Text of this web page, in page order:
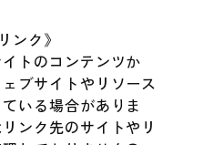
ンク》
トのコンテンツか
ブサイトやリソース
いる場合がありま
ンク先のサイトやリ